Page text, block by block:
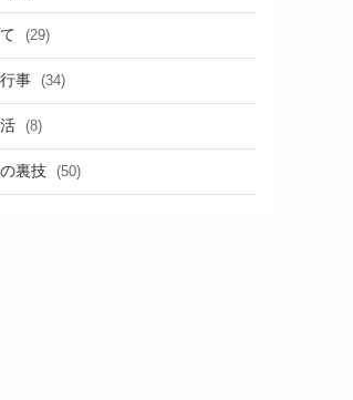
(29)
事 (34)
(8)
裏技 (50)